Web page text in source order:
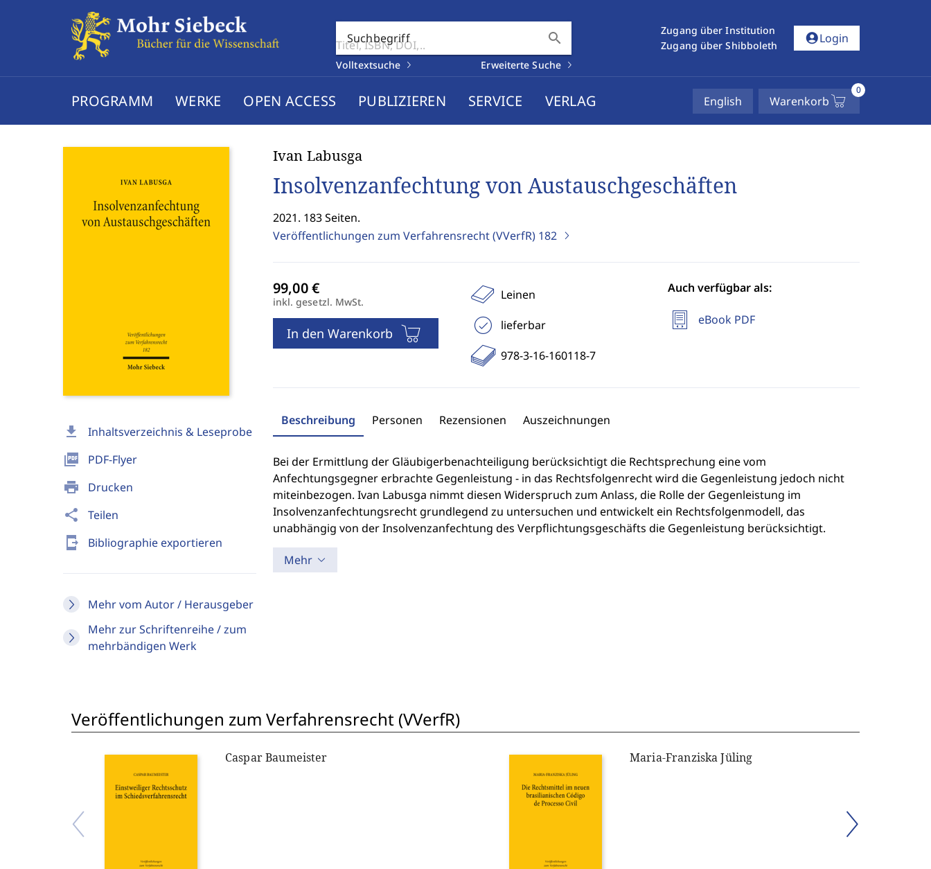
Suchbegriff search
Volltextsuche Erweiterte Suche
Zugang über Institution
Zugang über Shibboleth
account_circleLogin
PROGRAMM WERKE OPEN ACCESS PUBLIZIEREN SERVICE VERLAG English Warenkorb
0
download Inhaltsverzeichnis & Leseprobe
picture_as_pdf PDF-Flyer
print Drucken
share Teilen
send_to_mobile Bibliographie exportieren
Mehr vom Autor / Herausgeber
Mehr zur Schriftenreihe / zum
mehrbändigen Werk
Ivan Labusga
Insolvenzanfechtung von Austauschgeschäften
2021. 183 Seiten.
Veröffentlichungen zum Verfahrensrecht (VVerfR) 182
inkl. gesetzl. MwSt.
In den Warenkorb
Leinen
lieferbar
978-3-16-160118-7
Auch verfügbar als:
eBook PDF
Beschreibung Personen Rezensionen Auszeichnungen
Bei der Ermittlung der Gläubigerbenachteiligung berücksichtigt die Rechtsprechung eine vom
Anfechtungsgegner erbrachte Gegenleistung - in das Rechtsfolgenrecht wird die Gegenleistung jedoch nicht
miteinbezogen. Ivan Labusga nimmt diesen Widerspruch zum Anlass, die Rolle der Gegenleistung im
Insolvenzanfechtungsrecht grundlegend zu untersuchen und entwickelt ein Rechtsfolgenmodell, das
unabhängig von der Insolvenzanfechtung des Verpflichtungsgeschäfts die Gegenleistung berücksichtigt.
Mehr
Veröffentlichungen zum Verfahrensrecht (VVerfR)
Caspar Baumeister Maria-Franziska Jüling